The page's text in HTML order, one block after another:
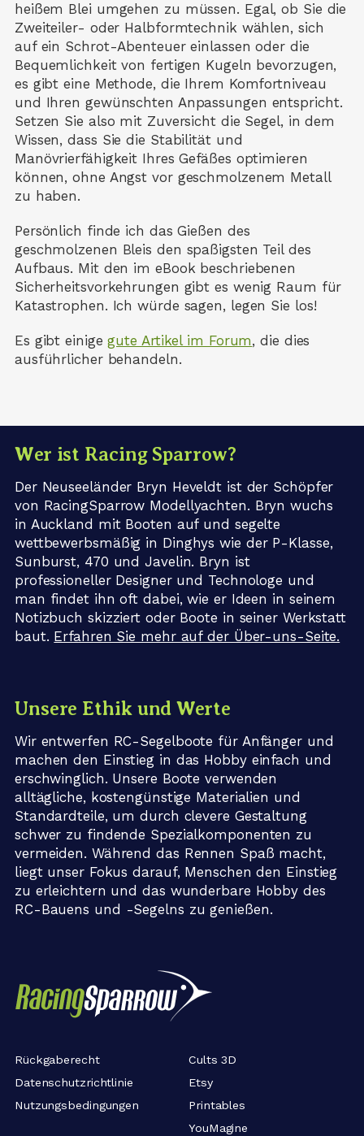
heißem Blei umgehen zu müssen. Egal, ob Sie die
Zweiteiler- oder Halbformtechnik wählen, sich
auf ein Schrot-Abenteuer einlassen oder die
Bequemlichkeit von fertigen Kugeln bevorzugen,
es gibt eine Methode, die Ihrem Komfortniveau
und Ihren gewünschten Anpassungen entspricht.
Setzen Sie also mit Zuversicht die Segel, in dem
Wissen, dass Sie die Stabilität und
Manövrierfähigkeit Ihres Gefäßes optimieren
können, ohne Angst vor geschmolzenem Metall
zu haben.
Persönlich finde ich das Gießen des
geschmolzenen Bleis den spaßigsten Teil des
Aufbaus. Mit den im eBook beschriebenen
Sicherheitsvorkehrungen gibt es wenig Raum für
Katastrophen. Ich würde sagen, legen Sie los!
Es gibt einigegute Artikel im Forum, die dies
ausführlicher behandeln.
Wer ist Racing Sparrow?
Der Neuseeländer Bryn Heveldt ist der Schöpfer
von RacingSparrow Modellyachten. Bryn wuchs
in Auckland mit Booten auf und segelte
wettbewerbsmäßig in Dinghys wie der P-Klasse,
Sunburst, 470 und Javelin. Bryn ist
professioneller Designer und Technologe und
man findet ihn oft dabei, wie er Ideen in seinem
Notizbuch skizziert oder Boote in seiner Werkstatt
baut. Erfahren Sie mehr auf der Über-uns-Seite.
Unsere Ethik und Werte
Wir entwerfen RC-Segelboote für Anfänger und
machen den Einstieg in das Hobby einfach und
erschwinglich. Unsere Boote verwenden
alltägliche, kostengünstige Materialien und
Standardteile, um durch clevere Gestaltung
schwer zu findende Spezialkomponenten zu
vermeiden. Während das Rennen Spaß macht,
liegt unser Fokus darauf, Menschen den Einstieg
zu erleichtern und das wunderbare Hobby des
RC-Bauens und -Segelns zu genießen.
Rückgaberecht
Datenschutzrichtlinie
Nutzungsbedingungen
Cults 3D
Etsy
Printables
YouMagine